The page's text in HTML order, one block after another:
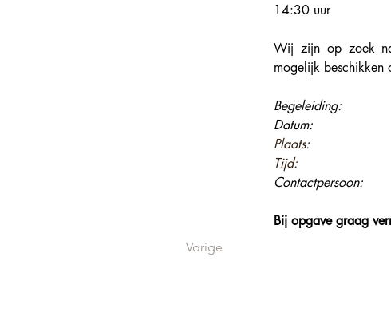
14:30 uur
Wij zijn op zoek
mogelijk beschikken
Begeleiding:
Datum:
Plaats:
Tijd:
Contactpersoon:
Bij opgave graag
Vorige